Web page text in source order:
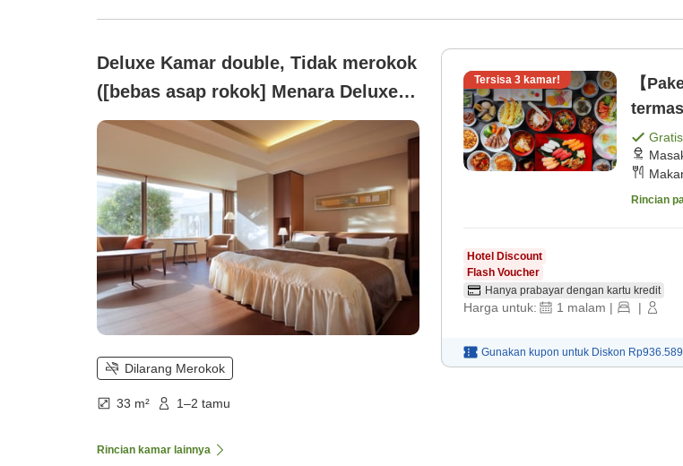
Deluxe Kamar double, Tidak merokok
([bebas asap rokok] Menara Deluxe
Double)
Dilarang Merokok
33 m² 1–2 tamu
Rincian kamar lainnya
Tersisa 3 kamar!
【
Rincian
Hotel Discount
Flash Voucher
Hanya prabayar dengan kartu kredit
Harga untuk: 1 malam | |
Gunakan kupon untuk Diskon Rp936.589